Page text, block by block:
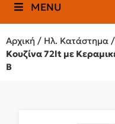
MENU
Αρχική / Ηλ. Κατάστημα /
Κουζίνα 72lt με
B